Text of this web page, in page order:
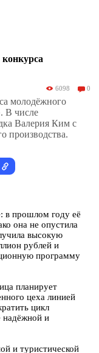
конкурса
6098 0
молодёжного
В числе
Валерия Ким с
производства.
в прошлом году её
она не опустила
высокую
рублей и
программу
планирует
цеха линией
цикл
надёжной и
и туристической